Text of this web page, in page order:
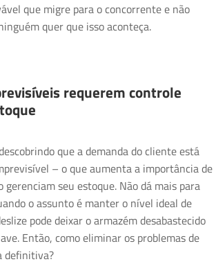
que migre para o concorrente e não
quer que isso aconteça.
requerem controle
que a demanda do cliente está
– o que aumenta a importância de
gerenciam seu estoque. Não dá mais para
o assunto é manter o nível ideal de
pode deixar o armazém desabastecido
Então, como eliminar os problemas de
definitiva?